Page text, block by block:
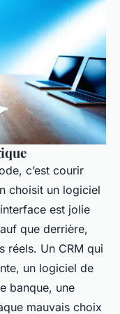
c’est courir
choisit un logiciel
est jolie
que derrière,
réels. Un CRM qui
un logiciel de
banque, une
mauvais choix